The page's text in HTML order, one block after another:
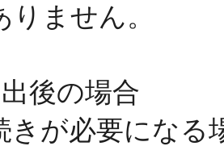
りません。
後の場合
きが必要になる